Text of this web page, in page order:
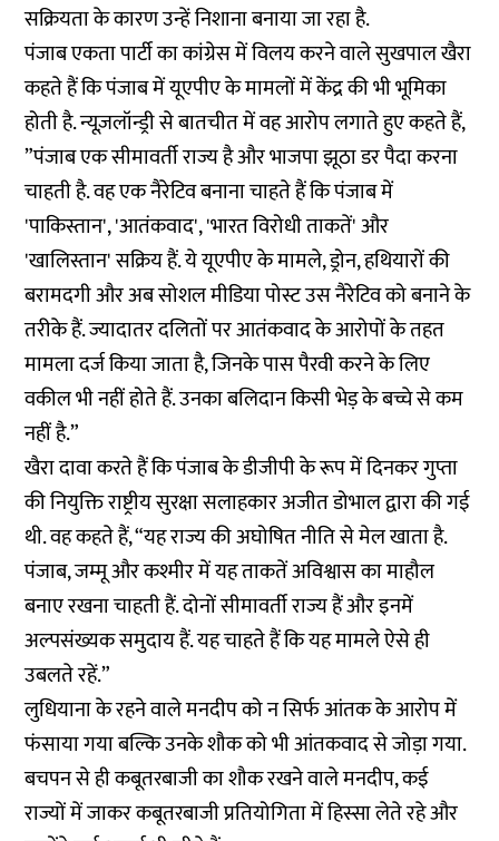
सक्रियता के कारण उन्हें निशाना बनाया जा रहा है.
पंजाब एकता पार्टी का कांग्रेस में विलय करने वाले सुखपाल खैरा
कहते हैं कि पंजाब में यूएपीए के मामलों में केंद्र की भी भूमिका
होती है. न्यूज़लॉन्ड्री से बातचीत में वह आरोप लगाते हुए कहते हैं,
”पंजाब एक सीमावर्ती राज्य है और भाजपा झूठा डर पैदा करना
चाहती है. वह एक नैरेटिव बनाना चाहते हैं कि पंजाब में
'पाकिस्तान', 'आतंकवाद', 'भारत विरोधी ताकतें' और
'खालिस्तान' सक्रिय हैं. ये यूएपीए के मामले, ड्रोन, हथियारों की
बरामदगी और अब सोशल मीडिया पोस्ट उस नैरेटिव को बनाने के
तरीके हैं. ज्यादातर दलितों पर आतंकवाद के आरोपों के तहत
मामला दर्ज किया जाता है, जिनके पास पैरवी करने के लिए
वकील भी नहीं होते हैं. उनका बलिदान किसी भेड़ के बच्चे से कम
नहीं है.”
खैरा दावा करते हैं कि पंजाब के डीजीपी के रूप में दिनकर गुप्ता
की नियुक्ति राष्ट्रीय सुरक्षा सलाहकार अजीत डोभाल द्वारा की गई
थी. वह कहते हैं, “यह राज्य की अघोषित नीति से मेल खाता है.
पंजाब, जम्मू और कश्मीर में यह ताकतें अविश्वास का माहौल
बनाए रखना चाहती हैं. दोनों सीमावर्ती राज्य हैं और इनमें
अल्पसंख्यक समुदाय हैं. यह चाहते हैं कि यह मामले ऐसे ही
उबलते रहें.”
लुधियाना के रहने वाले मनदीप को न सिर्फ आंतक के आरोप में
फंसाया गया बल्कि उनके शौक को भी आंतकवाद से जोड़ा गया.
बचपन से ही कबूतरबाजी का शौक रखने वाले मनदीप, कई
राज्यों में जाकर कबूतरबाजी प्रतियोगिता में हिस्सा लेते रहे और